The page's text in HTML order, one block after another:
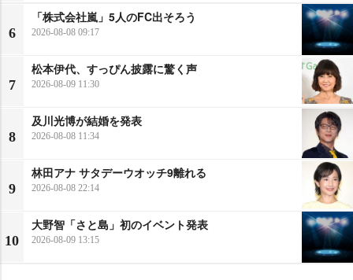
6
「株式会社嵐」5人のFC出そろう
2026-08-08 09:17
7
松本伊代、すっぴん披露に驚く声
2026-08-09 11:30
8
及川光博が結婚を発表
2026-08-08 11:34
9
林田アナ サタデーウオッチ9離れる
2026-08-08 22:14
10
大野智「さと島」初のイベント発表
2026-08-09 13:15